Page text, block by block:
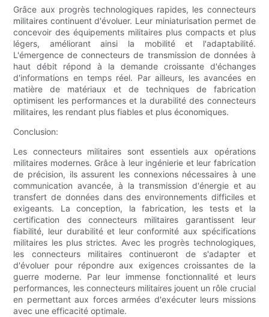
Grâce aux progrès technologiques rapides, les connecteurs
militaires continuent d'évoluer. Leur miniaturisation permet de
concevoir des équipements militaires plus compacts et plus
légers, améliorant ainsi la mobilité et l'adaptabilité.
L'émergence de connecteurs de transmission de données à
haut débit répond à la demande croissante d'échanges
d'informations en temps réel. Par ailleurs, les avancées en
matière de matériaux et de techniques de fabrication
optimisent les performances et la durabilité des connecteurs
militaires, les rendant plus fiables et plus économiques.
Conclusion:
Les connecteurs militaires sont essentiels aux opérations
militaires modernes. Grâce à leur ingénierie et leur fabrication
de précision, ils assurent les connexions nécessaires à une
communication avancée, à la transmission d'énergie et au
transfert de données dans des environnements difficiles et
exigeants. La conception, la fabrication, les tests et la
certification des connecteurs militaires garantissent leur
fiabilité, leur durabilité et leur conformité aux spécifications
militaires les plus strictes. Avec les progrès technologiques,
les connecteurs militaires continueront de s'adapter et
d'évoluer pour répondre aux exigences croissantes de la
guerre moderne. Par leur immense fonctionnalité et leurs
performances, les connecteurs militaires jouent un rôle crucial
en permettant aux forces armées d'exécuter leurs missions
avec une efficacité optimale.